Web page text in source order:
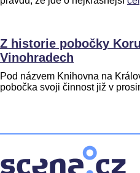
Z historie pobočky
Vinohradech
Pod názvem Knihovna na
pobočka svoji činnost již v